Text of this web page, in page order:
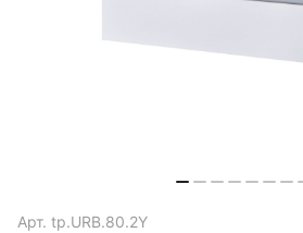
Арт. tp.URB.80.2Y